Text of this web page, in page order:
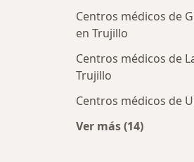
Centros médicos de
en Trujillo
Centros médicos de
Trujillo
Centros médicos de
Ver más (14)